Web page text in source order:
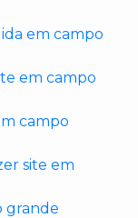
em campo
em campo
campo
site em
grande